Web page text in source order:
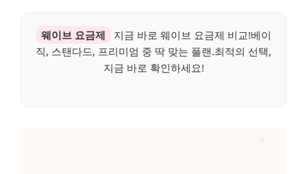
웨이브 요금제
지금 바로 웨이브 요금제 비교!베이
직, 스탠다드, 프리미엄 중 딱 맞는 플랜.최적의 선택,
지금 바로 확인하세요!